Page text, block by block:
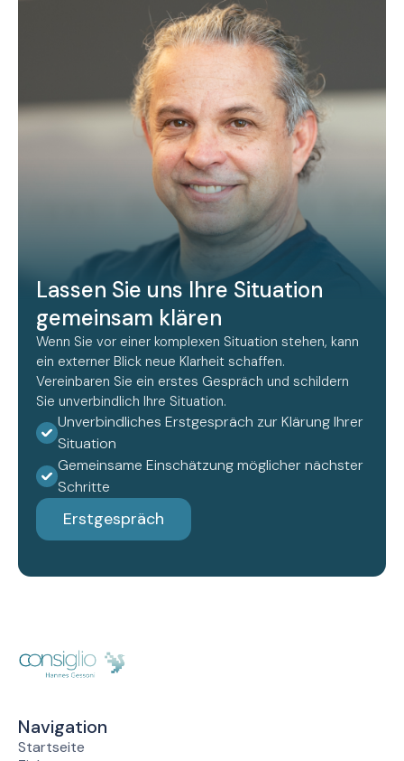
Lassen Sie uns Ihre Situation
gemeinsam klären
Wenn Sie vor einer komplexen Situation stehen, kann
ein externer Blick neue Klarheit schaffen.
Vereinbaren Sie ein erstes Gespräch und schildern
Sie unverbindlich Ihre Situation.
Unverbindliches Erstgespräch zur Klärung Ihrer
Situation
Gemeinsame Einschätzung möglicher nächster
Schritte
Erstgespräch
Navigation
Startseite